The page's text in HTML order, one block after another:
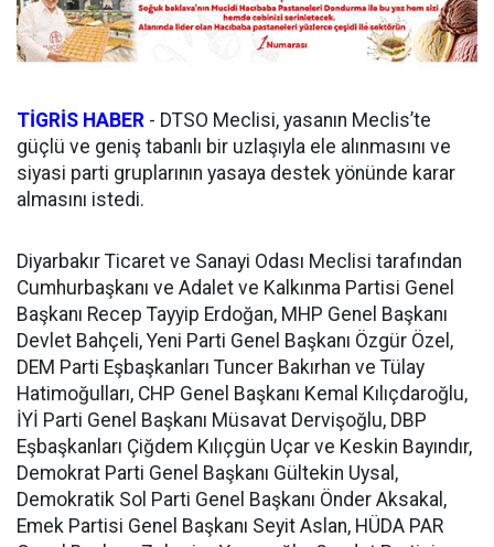
TİGRİS HABER - DTSO Meclisi, yasanın Meclis’te
güçlü ve geniş tabanlı bir uzlaşıyla ele alınmasını ve
siyasi parti gruplarının yasaya destek yönünde karar
almasını istedi.
Diyarbakır Ticaret ve Sanayi Odası Meclisi tarafından
Cumhurbaşkanı ve Adalet ve Kalkınma Partisi Genel
Başkanı Recep Tayyip Erdoğan, MHP Genel Başkanı
Devlet Bahçeli, Yeni Parti Genel Başkanı Özgür Özel,
DEM Parti Eşbaşkanları Tuncer Bakırhan ve Tülay
Hatimoğulları, CHP Genel Başkanı Kemal Kılıçdaroğlu,
İYİ Parti Genel Başkanı Müsavat Dervişoğlu, DBP
Eşbaşkanları Çiğdem Kılıçgün Uçar ve Keskin Bayındır,
Demokrat Parti Genel Başkanı Gültekin Uysal,
Demokratik Sol Parti Genel Başkanı Önder Aksakal,
Emek Partisi Genel Başkanı Seyit Aslan, HÜDA PAR